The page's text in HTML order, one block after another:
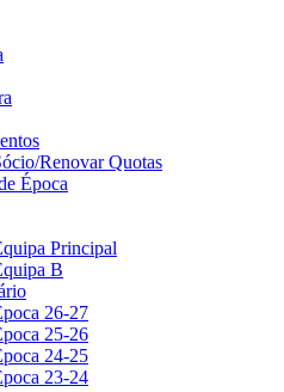
Renovar Quotas
Época
Principal
B
26-27
25-26
24-25
23-24